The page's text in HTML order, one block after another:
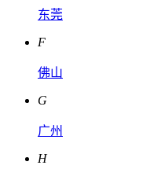
东莞
F
佛山
G
广州
H